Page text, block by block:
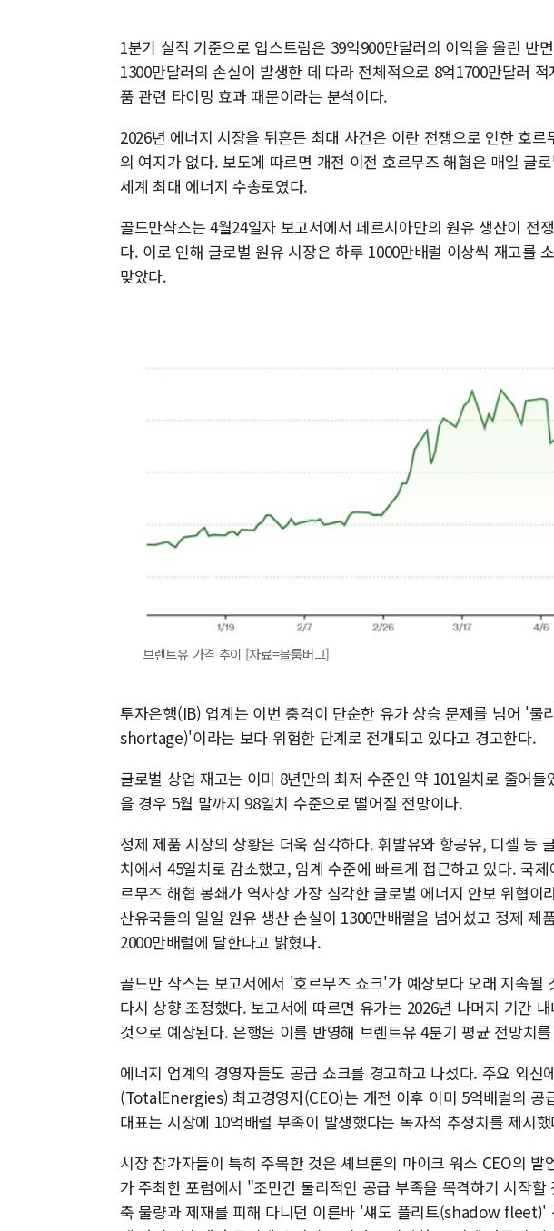
1분기 실적 기준으로 업스트림은 39억900만달러의 이익을 올린 반
1300만달러의 손실이 발생한 데 따라 전체적으로 8억1700만달러
품 관련 타이밍 효과 때문이라는 분석이다.
2026년 에너지 시장을 뒤흔든 최대 사건은 이란 전쟁으로 인한 호
의 여지가 없다. 보도에 따르면 개전 이전 호르무즈 해협은 매일 글
세계 최대 에너지 수송로였다.
골드만삭스는 4월24일자 보고서에서 페르시아만의 원유 생산이 전
다. 이로 인해 글로벌 원유 시장은 하루 1000만배럴 이상씩 재고를
맞았다.
브렌트유 가격 추이 [자료=블룸버그]
투자은행(IB) 업계는 이번 충격이 단순한 유가 상승 문제를 넘어 '
shortage)'이라는 보다 위험한 단계로 전개되고 있다고 경고한다.
글로벌 상업 재고는 이미 8년만의 최저 수준인 약 101일치로 줄어
을 경우 5월 말까지 98일치 수준으로 떨어질 전망이다.
정제 제품 시장의 상황은 더욱 심각하다. 휘발유와 항공유, 디젤 등
치에서 45일치로 감소했고, 임계 수준에 빠르게 접근하고 있다. 국
르무즈 해협 봉쇄가 역사상 가장 심각한 글로벌 에너지 안보 위협이
산유국들의 일일 원유 생산 손실이 1300만배럴을 넘어섰고 정제 제
2000만배럴에 달한다고 밝혔다.
골드만 삭스는 보고서에서 '호르무즈 쇼크'가 예상보다 오래 지속될
다시 상향 조정했다. 보고서에 따르면 유가는 2026년 나머지 기간
것으로 예상된다. 은행은 이를 반영해 브렌트유 4분기 평균 전망치
에너지 업계의 경영자들도 공급 쇼크를 경고하고 나섰다. 주요 외신
(TotalEnergies) 최고경영자(CEO)는 개전 이후 이미 5억배럴의 공
대표는 시장에 10억배럴 부족이 발생했다는 독자적 추정치를 제시
시장 참가자들이 특히 주목한 것은 셰브론의 마이크 워스 CEO의
가 주최한 포럼에서 "조만간 물리적인 공급 부족을 목격하기 시작
축 물량과 제재를 피해 다니던 이른바 '섀도 플리트(shadow fleet)'